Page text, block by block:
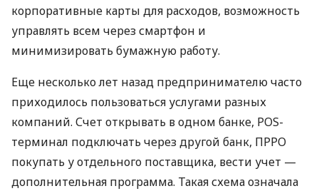
корпоративные карты для расходов, возможность
управлять всем через смартфон и
минимизировать бумажную работу.
Еще несколько лет назад предпринимателю часто
приходилось пользоваться услугами разных
компаний. Счет открывать в одном банке, POS-
терминал подключать через другой банк, ПРРО
покупать у отдельного поставщика, вести учет —
дополнительная программа. Такая схема означала